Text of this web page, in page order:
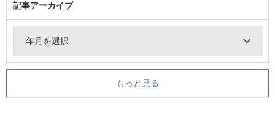
記事アーカイブ
年月を選択
もっと見る